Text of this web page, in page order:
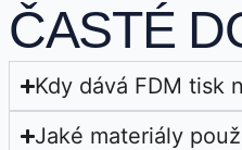
ČASTÉ
Kdy dává FDM tisk
Jaké materiály